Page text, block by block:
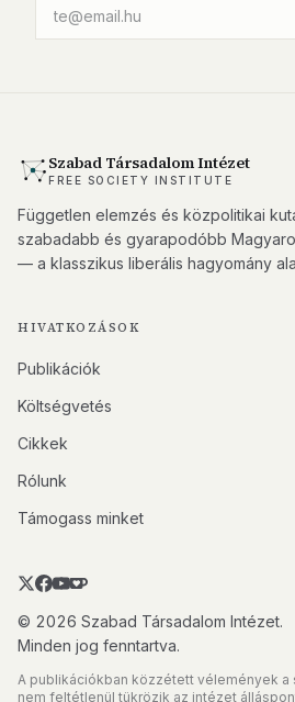
Szabad Társadalom Intézet
FREE SOCIETY INSTITUTE
Független elemzés és közpolitikai
szabadabb és gyarapodóbb
— a klasszikus liberális hagyomány
HIVATKOZÁSOK
Publikációk
Költségvetés
Cikkek
Rólunk
Támogass minket
© 2026 Szabad Társadalom Intézet.
Minden jog fenntartva.
A publikációkban közzétett vélemények a
nem feltétlenül tükrözik az intézet